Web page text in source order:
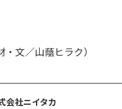
・文／山蔭ヒラク）
会社ニイタカ